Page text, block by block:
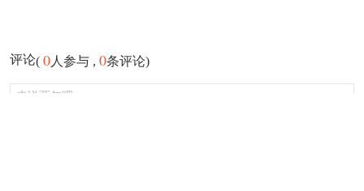
评论( 0人参与 , 0条评论)